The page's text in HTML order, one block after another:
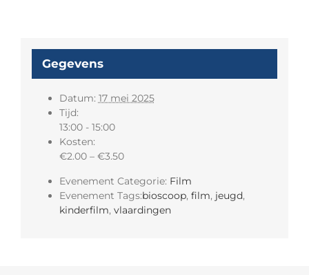
Gegevens
Datum: 17 mei 2025
Tijd:
13:00 - 15:00
Kosten:
€2.00 – €3.50
Evenement Categorie: Film
Evenement Tags:bioscoop, film, jeugd,
kinderfilm, vlaardingen